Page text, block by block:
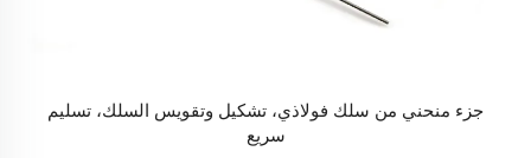
جزء منحني من سلك فولاذي، تشكيل وتقويس السلك، تسليم
سريع